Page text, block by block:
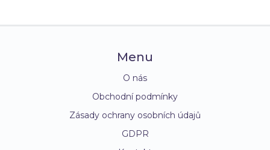
Menu
O nás
Obchodní podmínky
Zásady ochrany osobních údajů
GDPR